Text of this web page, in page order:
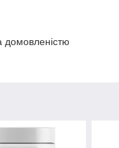
домовленістю